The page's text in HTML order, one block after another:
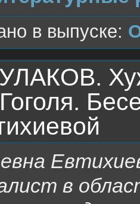
в выпуске:
в